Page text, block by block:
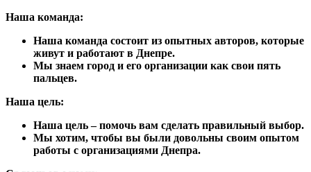
Наша команда:
Наша команда состоит из опытных авторов, которые
живут и работают в Днепре.
Мы знаем город и его организации как свои пять
пальцев.
Наша цель:
Наша цель – помочь вам сделать правильный выбор.
Мы хотим, чтобы вы были довольны своим опытом
работы с организациями Днепра.